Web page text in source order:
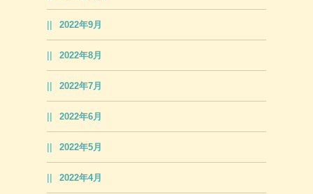
2022年9月
2022年8月
2022年7月
2022年6月
2022年5月
2022年4月